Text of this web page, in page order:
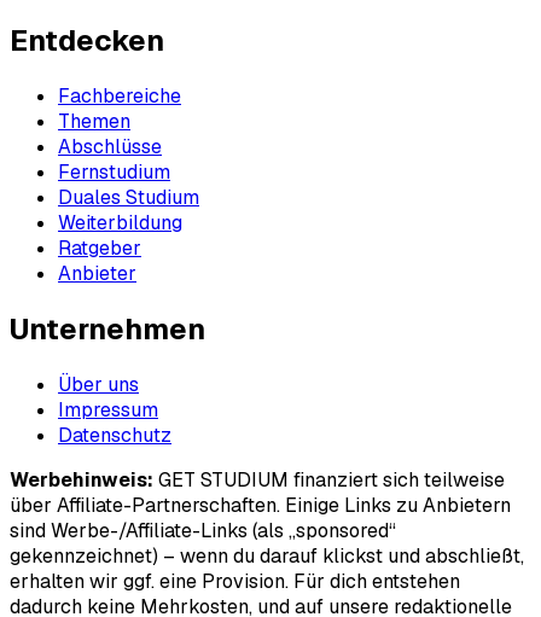
Entdecken
Fachbereiche
Themen
Abschlüsse
Fernstudium
Duales Studium
Weiterbildung
Ratgeber
Anbieter
Unternehmen
Über uns
Impressum
Datenschutz
Werbehinweis: GET STUDIUM finanziert sich teilweise
über Affiliate-Partnerschaften. Einige Links zu Anbietern
sind Werbe-/Affiliate-Links (als „sponsored“
gekennzeichnet) – wenn du darauf klickst und abschließt,
erhalten wir ggf. eine Provision. Für dich entstehen
dadurch keine Mehrkosten, und auf unsere redaktionelle